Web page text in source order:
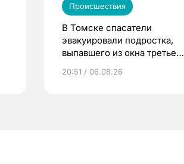
Происшествия
В Томске спасатели
эвакуировали подростка,
выпавшего из окна третьего
20:51 / 06.08.26